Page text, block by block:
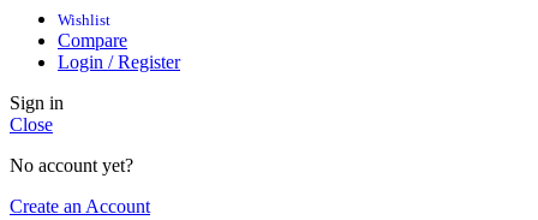
Wishlist
Compare
Login / Register
Sign in
Close
No account yet?
Create an Account